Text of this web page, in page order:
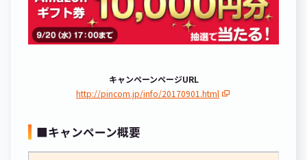
キャンペーンページURL
http://pincom.jp/info/20170901.html
■キャンペーン概要